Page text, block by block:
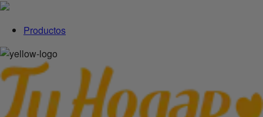
Productos